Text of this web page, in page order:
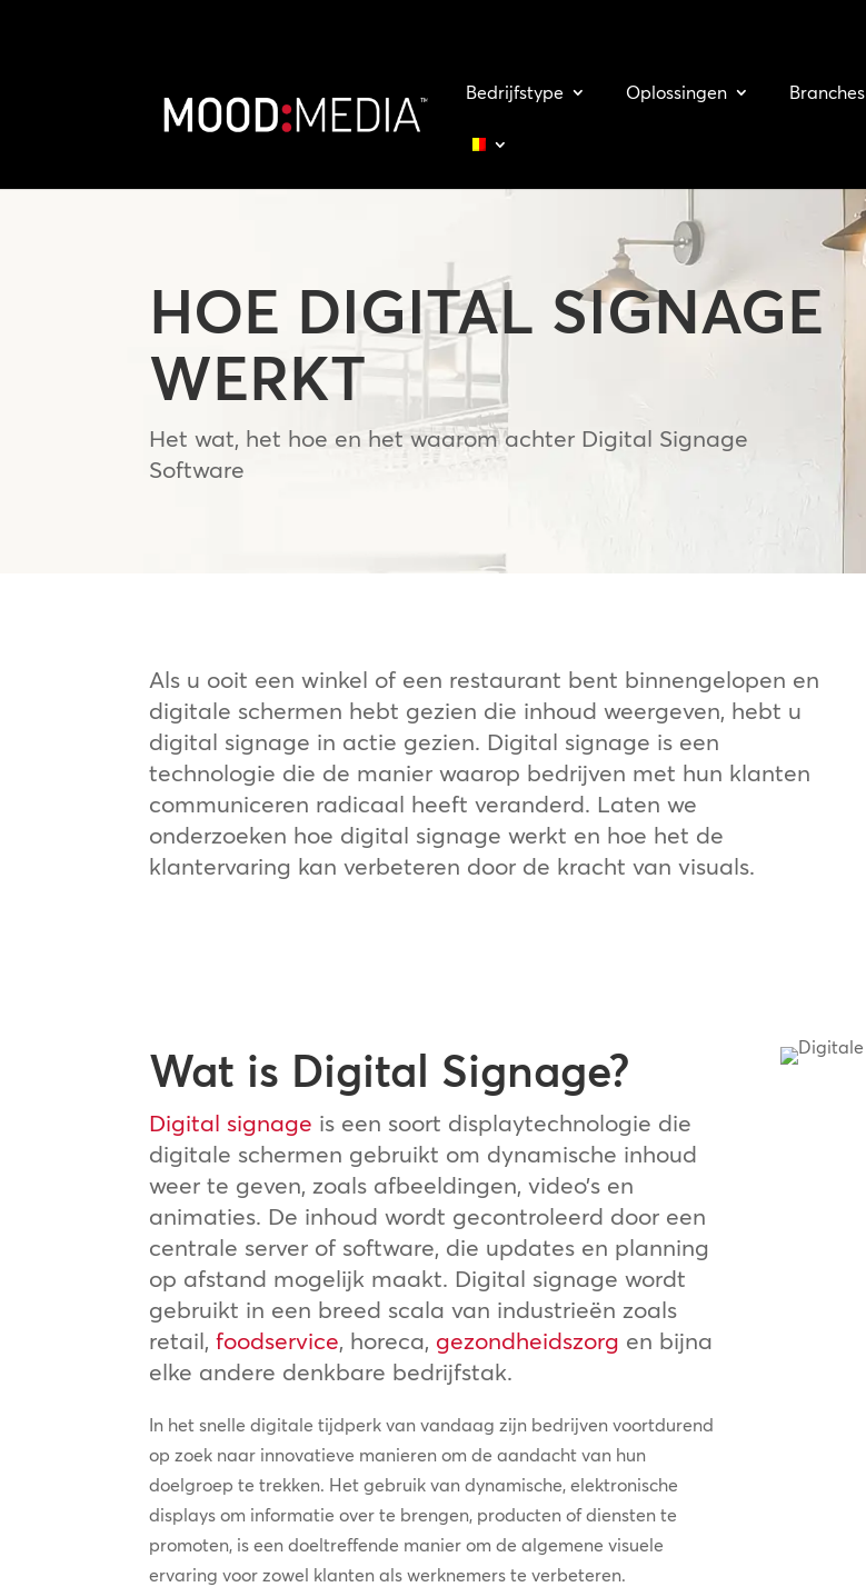
Bedrijfstype Oplossingen Branches
HOE DIGITAL SIGNAGE
WERKT
Het wat, het hoe en het waarom achter Digital Signage
Software
Als u ooit een winkel of een restaurant bent binnengelopen en
digitale schermen hebt gezien die inhoud weergeven, hebt u
digital signage in actie gezien. Digital signage is een
technologie die de manier waarop bedrijven met hun klanten
communiceren radicaal heeft veranderd. Laten we
onderzoeken hoe digital signage werkt en hoe het de
klantervaring kan verbeteren door de kracht van visuals.
Wat is Digital Signage?
Digital signage is een soort displaytechnologie die
digitale schermen gebruikt om dynamische inhoud
weer te geven, zoals afbeeldingen, video’s en
animaties. De inhoud wordt gecontroleerd door een
centrale server of software, die updates en planning
op afstand mogelijk maakt. Digital signage wordt
gebruikt in een breed scala van industrieën zoals
retail,foodservice, horeca, gezondheidszorg en bijna
elke andere denkbare bedrijfstak.
In het snelle digitale tijdperk van vandaag zijn bedrijven voortdurend
op zoek naar innovatieve manieren om de aandacht van hun
doelgroep te trekken. Het gebruik van dynamische, elektronische
displays om informatie over te brengen, producten of diensten te
promoten, is een doeltreffende manier om de algemene visuele
ervaring voor zowel klanten als werknemers te verbeteren.